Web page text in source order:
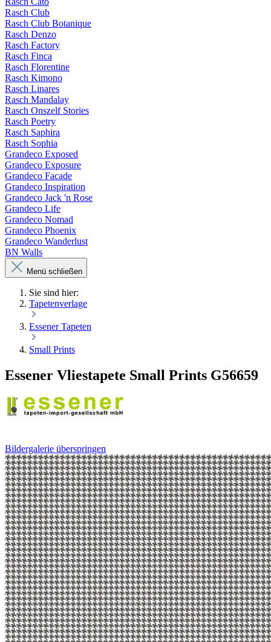
Rasch Club
Rasch Club Botanique
Rasch Denzo
Rasch Factory
Rasch Finca
Rasch Florentine
Rasch Kimono
Rasch Linares
Rasch Mandalay
Rasch Onszelf Stories
Rasch Poetry
Rasch Saphira
Rasch Sophia
Grandeco Exposed
Grandeco Exposure
Grandeco Facade
Grandeco Inspiration
Grandeco Jack 'n Rose
Grandeco Life
Grandeco Nomad
Grandeco Phoenix
Grandeco Wanderlust
BN Walls
Menü schließen
Sie sind hier:
Tapetenverlage
Essener Tapeten
Small Prints
Essener Vliestapete Small Prints G56659
Bildergalerie überspringen